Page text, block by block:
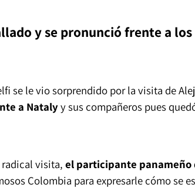
y se pronunció frente a
se le vio sorprendido por la visita de
a Natalyy sus compañeros pues
radical visita, el participante panameño
Colombia para expresarle cómo se